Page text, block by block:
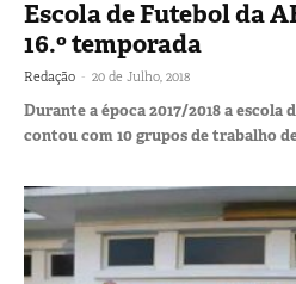
Escola de Futebol da
16.º temporada
Redação - 20 de Julho, 2018
Durante a época 2017/2018 a escola
contou com 10 grupos de trabalho